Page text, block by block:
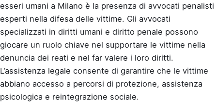
esseri umani a Milano è la presenza di avvocati penalisti
esperti nella difesa delle vittime. Gli avvocati
specializzati in diritti umani e diritto penale possono
giocare un ruolo chiave nel supportare le vittime nella
denuncia dei reati e nel far valere i loro diritti.
L’assistenza legale consente di garantire che le vittime
abbiano accesso a percorsi di protezione, assistenza
psicologica e reintegrazione sociale.